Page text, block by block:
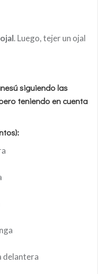
. Luego, tejer un ojal
siguiendo las
teniendo en cuenta
delantera